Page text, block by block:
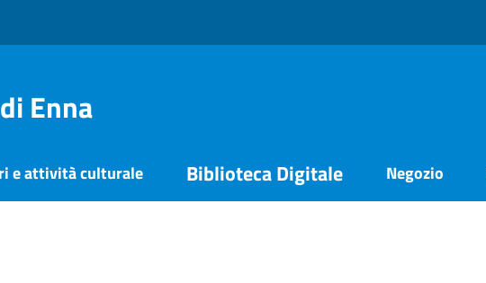
Enna
e attività culturale Biblioteca Digitale Negozio